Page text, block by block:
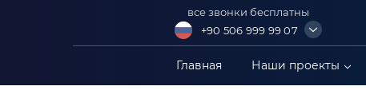
все звонки бесплатны
+90 506 999 99 07
+90 549 304 88 99
+90 549 402 88 89
Главная Наши проекты